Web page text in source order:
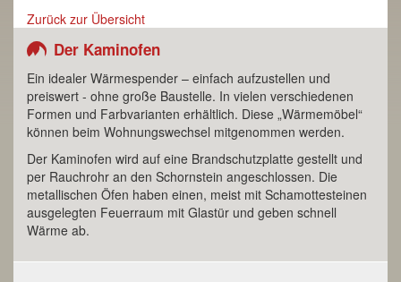
Zurück zur Übersicht
Der Kaminofen
Ein idealer Wärmespender – einfach aufzustellen und
preiswert - ohne große Baustelle. In vielen verschiedenen
Formen und Farbvarianten erhältlich. Diese „Wärmemöbel“
können beim Wohnungswechsel mitgenommen werden.
Der Kaminofen wird auf eine Brandschutzplatte gestellt und
per Rauchrohr an den Schornstein angeschlossen. Die
metallischen Öfen haben einen, meist mit Schamottesteinen
ausgelegten Feuerraum mit Glastür und geben schnell
Wärme ab.